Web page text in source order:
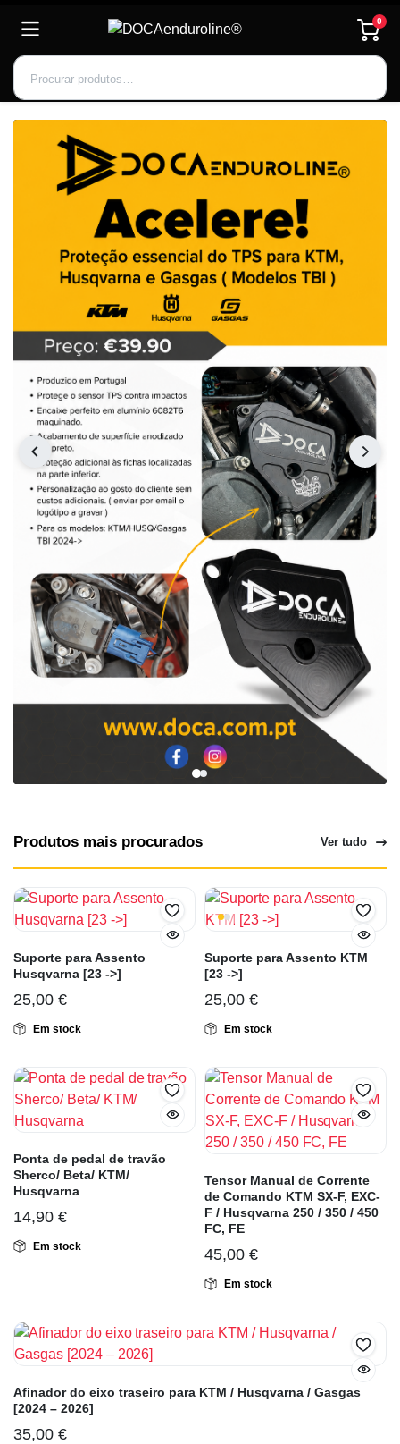
0
Produtos mais procurados Ver tudo
Suporte para Assento
Husqvarna [23 ->]
25,00 €
Em stock
Suporte para Assento KTM
[23 ->]
25,00 €
Em stock
Ponta de pedal de travão
Sherco/ Beta/ KTM/
Husqvarna
14,90 €
Em stock
Tensor Manual de Corrente
de Comando KTM SX-F, EXC-
F / Husqvarna 250 / 350 / 450
FC, FE
45,00 €
Em stock
Afinador do eixo traseiro para KTM / Husqvarna / Gasgas
[2024 – 2026]
35,00 €
Inscrever-se